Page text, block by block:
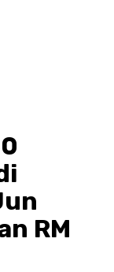
RM